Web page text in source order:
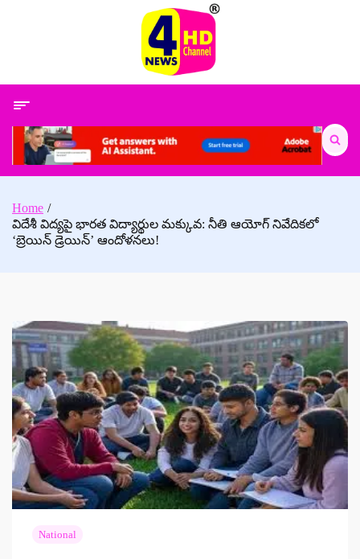
Search
for:
Home
విదేశీ విద్యపై భారత విద్యార్థుల మక్కువ: నీతి ఆయోగ్ నివేదికలో
‘బ్రెయిన్ డ్రెయిన్’ ఆందోళనలు!
National